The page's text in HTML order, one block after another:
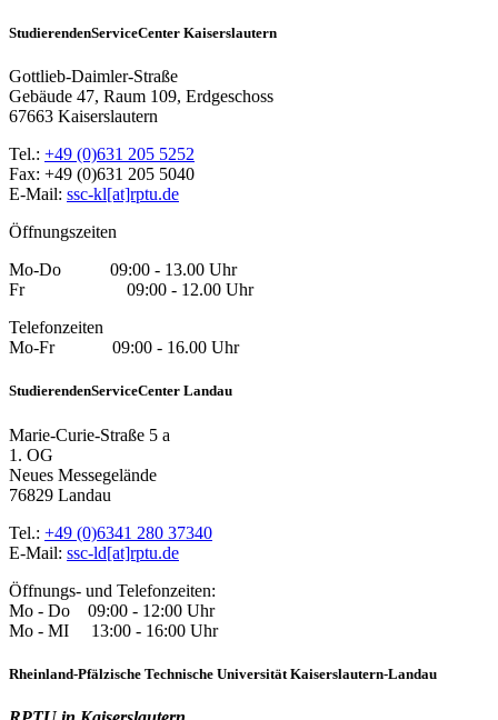
StudierendenServiceCenter Kaiserslautern
Gottlieb-Daimler-Straße
Gebäude 47, Raum 109, Erdgeschoss
67663 Kaiserslautern
Tel.: +49 (0)631 205 5252
Fax: +49 (0)631 205 5040
E-Mail: ssc-kl[at]rptu.de
Öffnungszeiten
Mo-Do 09:00 - 13.00 Uhr
Fr 09:00 - 12.00 Uhr
Telefonzeiten
Mo-Fr 09:00 - 16.00 Uhr
StudierendenServiceCenter Landau
Marie-Curie-Straße 5 a
1. OG
Neues Messegelände
76829 Landau
Tel.: +49 (0)6341 280 37340
E-Mail: ssc-ld[at]rptu.de
Öffnungs- und Telefonzeiten:
Mo - Do 09:00 - 12:00 Uhr
Mo - MI 13:00 - 16:00 Uhr
Rheinland-Pfälzische Technische Universität Kaiserslautern-Landau